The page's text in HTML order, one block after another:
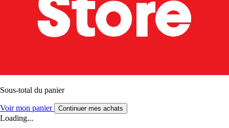
Sous-total du panier
Voir mon panier Continuer mes achats
Loading...